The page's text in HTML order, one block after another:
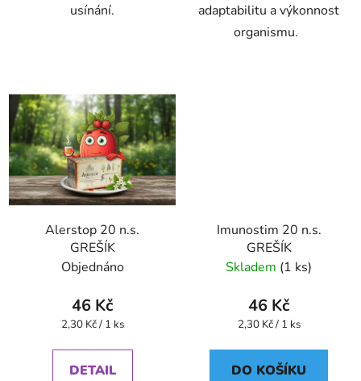
usínání.
adaptabilitu a výkonnost
organismu.
Alerstop 20 n.s.
GREŠÍK
Objednáno
46 Kč
Měrná
2,30 Kč / 1 ks
DETAIL
Imunostim 20 n.s.
GREŠÍK
Skladem (1 ks)
46 Kč
Měrná
2,30 Kč / 1 ks
DO KOŠÍKU